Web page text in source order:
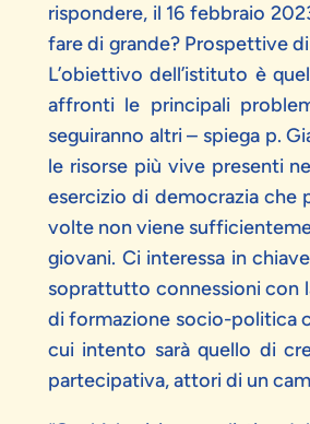
rispondere, il 16 febbraio
fare di grande? Prospettive
L’obiettivo dell’istituto è
affronti le principali
seguiranno altri – spiega p.
le risorse più vive presenti
esercizio di democrazia che
volte non viene
giovani. Ci interessa in
soprattutto connessioni con
di formazione socio-politica
cui intento sarà quello di
partecipativa, attori di un